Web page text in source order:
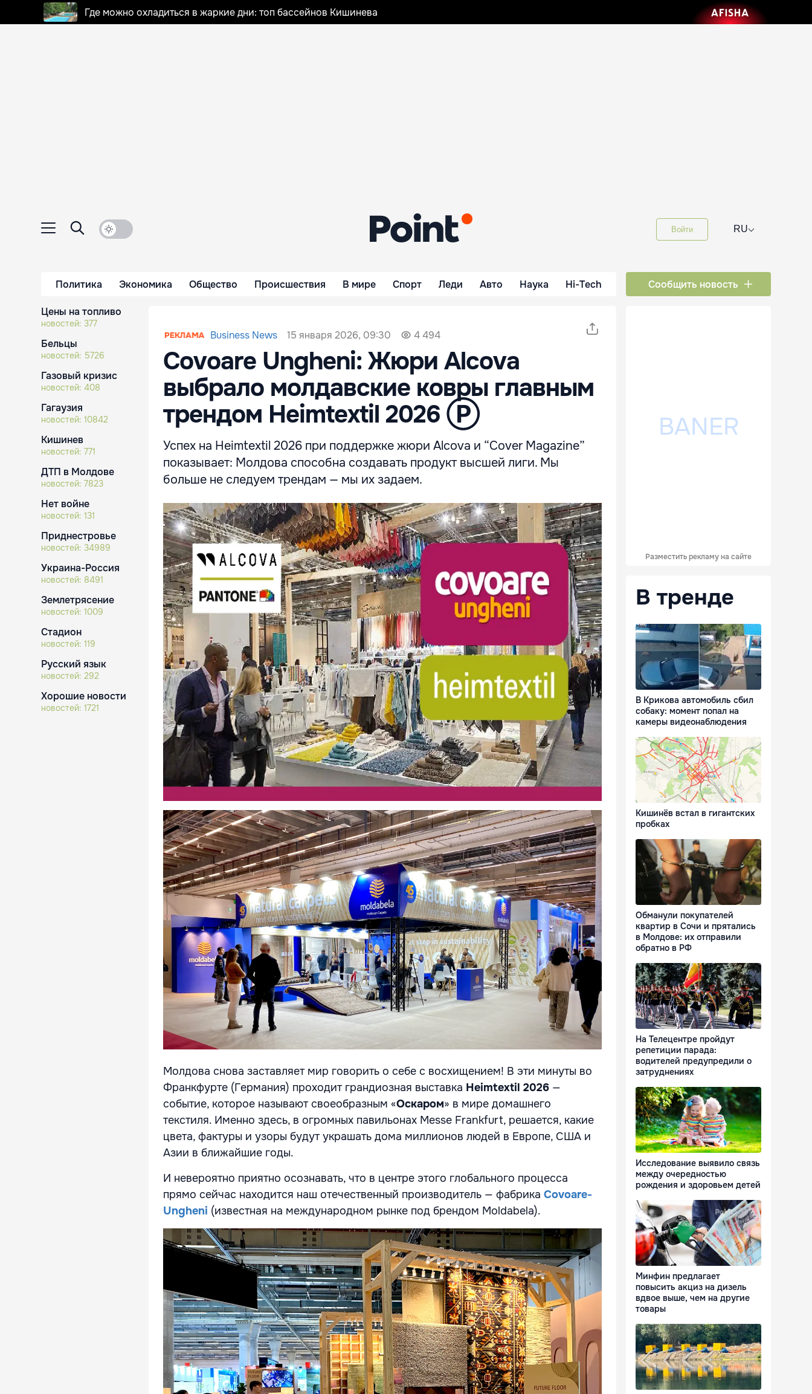
Где можно охладиться в жаркие дни: топ бассейнов Кишинева
Войти RU⌵
Политика Экономика Общество Происшествия В мире Спорт Леди Авто Наука Hi-Tech Сообщить новость
Цены на топливо
новостей: 377
Бельцы
новостей: 5726
Газовый кризис
новостей: 408
Гагаузия
новостей: 10842
Кишинев
новостей: 771
ДТП в Молдове
новостей: 7823
Нет войне
новостей: 131
Приднестровье
новостей: 34989
Украина-Россия
новостей: 8491
Землетрясение
новостей: 1009
Стадион
новостей: 119
Русский язык
новостей: 292
Хорошие новости
новостей: 1721
Business News 15 января 2026, 09:30 4 494
Covoare Ungheni: Жюри Alcova
выбрало молдавские ковры главным
трендом Heimtextil 2026 Ⓟ
Успех на Heimtextil 2026 при поддержке жюри Alcova и “Cover Magazine”
показывает: Молдова способна создавать продукт высшей лиги. Мы
больше не следуем трендам — мы их задаем.
Молдова снова заставляет мир говорить о себе с восхищением! В эти минуты во
Франкфурте (Германия) проходит грандиозная выставка Heimtextil 2026 —
событие, которое называют своеобразным «Оскаром» в мире домашнего
текстиля. Именно здесь, в огромных павильонах Messe Frankfurt, решается, какие
цвета, фактуры и узоры будут украшать дома миллионов людей в Европе, США и
Азии в ближайшие годы.
И невероятно приятно осознавать, что в центре этого глобального процесса
прямо сейчас находится наш отечественный производитель — фабрика Covoare-
Ungheni (известная на международном рынке под брендом Moldabela).
Разместить рекламу на сайте
В тренде
В Крикова автомобиль сбил
собаку: момент попал на
камеры видеонаблюдения
Кишинёв встал в гигантских
пробках
Обманули покупателей
квартир в Сочи и прятались
в Молдове: их отправили
обратно в РФ
На Телецентре пройдут
репетиции парада:
водителей предупредили о
затруднениях
Исследование выявило связь
между очередностью
рождения и здоровьем детей
Минфин предлагает
повысить акциз на дизель
вдвое выше, чем на другие
товары